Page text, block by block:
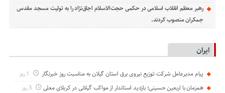
رهبر معظم انقلاب اسلامی در حکمی حجت‌الاسلام اجاق‌نژاد را به تولیت مسجد مقدس
جمکران منصوب کردند.
ایران
پیام مدیرعامل شركت توزیع نیروی برق استان گیلان به مناسبت روز خبرنگار ‌ 1 روز
همزمان با اربعین حسینی؛ بازدید استاندار از مواکب گیلانی در کربلای معلی 3 روز